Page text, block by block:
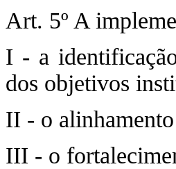
Art. 5º A
I - a
dos objetivos
II - o alinhamento
III - o